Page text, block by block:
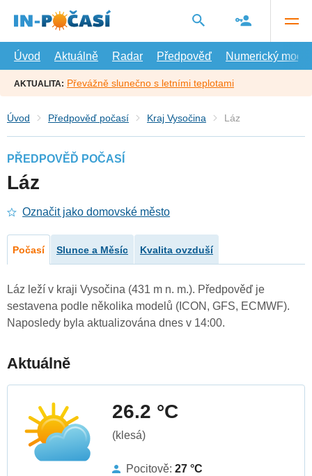
hlavní
Úvod
Aktuálně Radar Předpověď Numerický model
AKTUALITA: Převážně slunečno s letními teplotami
Úvod Předpověď počasí Kraj Vysočina Láz
PŘEDPOVĚĎ POČASÍ
Láz
Označit jako domovské město
Počasí Slunce a Měsíc Kvalita ovzduší
Láz leží v kraji Vysočina (431 m n. m.). Předpověď je
sestavena podle několika modelů (ICON, GFS, ECMWF).
Naposledy byla aktualizována dnes v 14:00.
Aktuálně
26.2 °C
(klesá)
Pocitově: 27 °C